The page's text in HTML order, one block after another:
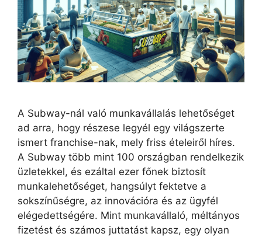
A Subway-nál való munkavállalás lehetőséget
ad arra, hogy részese legyél egy világszerte
ismert franchise-nak, mely friss ételeiről híres.
A Subway több mint 100 országban rendelkezik
üzletekkel, és ezáltal ezer főnek biztosít
munkalehetőséget, hangsúlyt fektetve a
sokszínűségre, az innovációra és az ügyfél
elégedettségére. Mint munkavállaló, méltányos
fizetést és számos juttatást kapsz, egy olyan